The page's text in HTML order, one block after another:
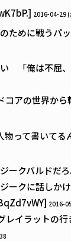
2016-04-29
ために戦うパ
「俺は不屈
アの世界か
って書いて
ークバルドだ
ークに話しか
2016-
イラットの